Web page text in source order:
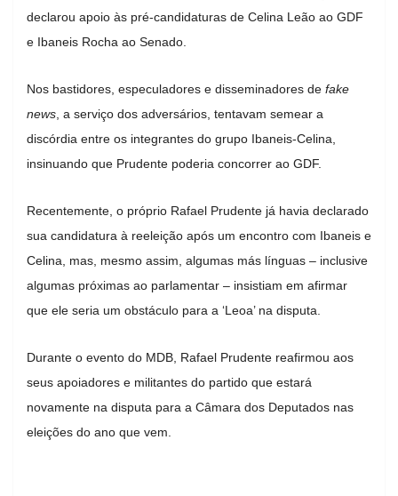
declarou apoio às pré-candidaturas de Celina Leão ao GDF
e Ibaneis Rocha ao Senado.
Nos bastidores, especuladores e disseminadores de fake
news , a serviço dos adversários, tentavam semear a
discórdia entre os integrantes do grupo Ibaneis-Celina,
insinuando que Prudente poderia concorrer ao GDF.
Recentemente, o próprio Rafael Prudente já havia declarado
sua candidatura à reeleição após um encontro com Ibaneis e
Celina, mas, mesmo assim, algumas más línguas – inclusive
algumas próximas ao parlamentar – insistiam em afirmar
que ele seria um obstáculo para a ‘Leoa’ na disputa.
Durante o evento do MDB, Rafael Prudente reafirmou aos
seus apoiadores e militantes do partido que estará
novamente na disputa para a Câmara dos Deputados nas
eleições do ano que vem.